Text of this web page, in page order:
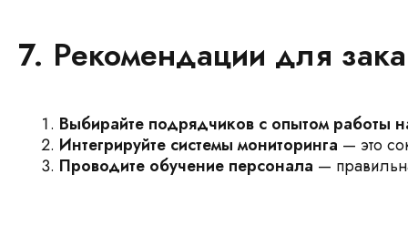
7. Рекомендации для
Выбирайте подрядчиков с опытом работы
Интегрируйте системы мониторинга — это
Проводите обучение персонала —